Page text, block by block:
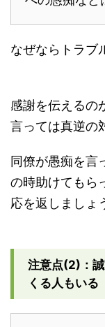
なぜならトラブ
感謝を伝えるの
言っては真逆の
同僚が愚痴を言
の時助けてもら
応を返しましょ
注意点(2)：
くる人もいる